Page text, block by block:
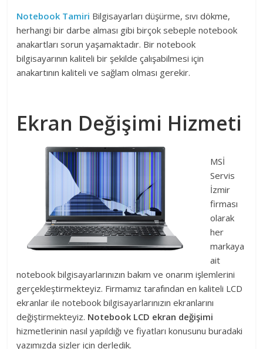
Notebook Tamiri Bilgisayarları düşürme, sıvı dökme,
herhangi bir darbe alması gibi birçok sebeple notebook
anakartları sorun yaşamaktadır. Bir notebook
bilgisayarının kaliteli bir şekilde çalışabilmesi için
anakartının kaliteli ve sağlam olması gerekir.
Ekran Değişimi Hizmeti
MSİ
Servis
İzmir
firması
olarak
her
markaya
ait
notebook bilgisayarlarınızın bakım ve onarım işlemlerini
gerçekleştirmekteyiz. Firmamız tarafından en kaliteli LCD
ekranlar ile notebook bilgisayarlarınızın ekranlarını
değiştirmekteyiz. Notebook LCD ekran değişimi
hizmetlerinin nasıl yapıldığı ve fiyatları konusunu buradaki
yazımızda sizler için derledik.